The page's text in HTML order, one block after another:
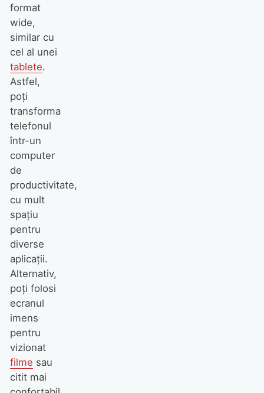
format
wide,
similar cu
cel al unei
tablete.
Astfel,
poți
transforma
telefonul
într-un
computer
de
productivitate,
cu mult
spațiu
pentru
diverse
aplicații.
Alternativ,
poți folosi
ecranul
imens
pentru
vizionat
filme sau
citit mai